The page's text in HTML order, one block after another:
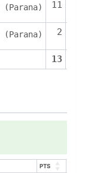
11
2
13
PTS